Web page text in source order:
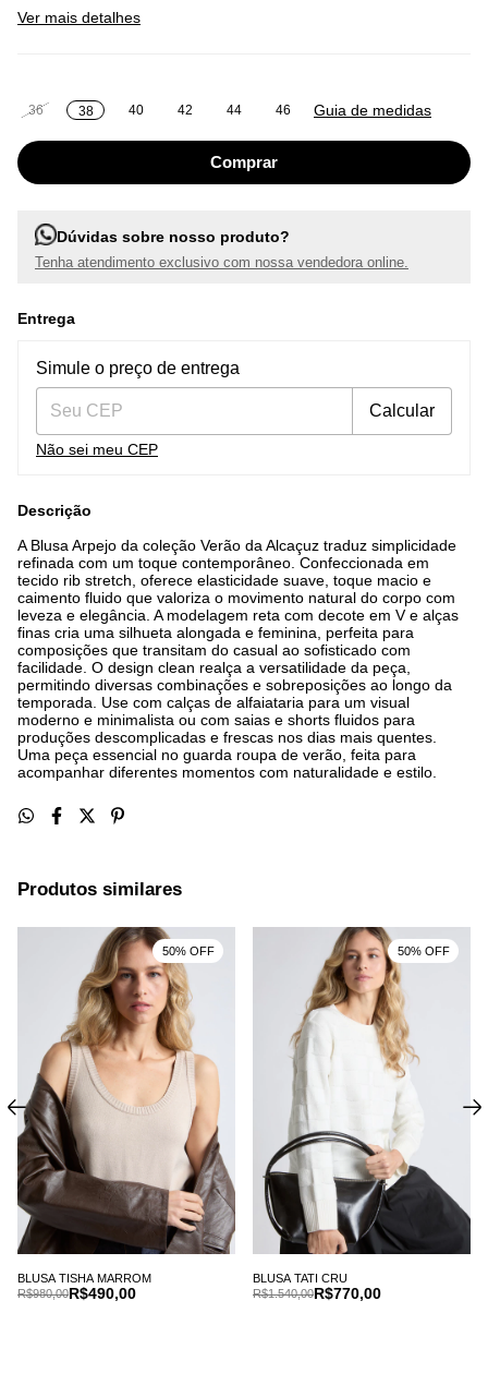
Ver mais detalhes
36 38 40 42 44 46 Guia de medidas
Dúvidas sobre nosso produto?
Tenha atendimento exclusivo com nossa vendedora online.
Entrega
Entregas para o CEP:
Simule o preço de entrega
Calcular
Não sei meu CEP
Descrição
A Blusa Arpejo da coleção Verão da Alcaçuz traduz simplicidade
refinada com um toque contemporâneo. Confeccionada em
tecido rib stretch, oferece elasticidade suave, toque macio e
caimento fluido que valoriza o movimento natural do corpo com
leveza e elegância. A modelagem reta com decote em V e alças
finas cria uma silhueta alongada e feminina, perfeita para
composições que transitam do casual ao sofisticado com
facilidade. O design clean realça a versatilidade da peça,
permitindo diversas combinações e sobreposições ao longo da
temporada. Use com calças de alfaiataria para um visual
moderno e minimalista ou com saias e shorts fluidos para
produções descomplicadas e frescas nos dias mais quentes.
Uma peça essencial no guarda roupa de verão, feita para
acompanhar diferentes momentos com naturalidade e estilo.
Produtos similares
BLUSA TISHA MARROM
R$490,00
R$980,00
50% OFF
BLUSA TATI CRU
R$770,00
R$1.540,00
50% OFF